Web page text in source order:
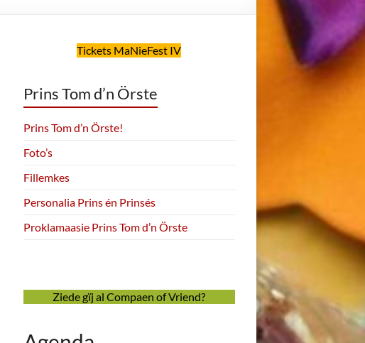
Tickets MaNieFest IV
Prins Tom d’n Örste
Prins Tom d’n Örste!
Foto’s
Fillemkes
Personalia Prins én Prinsés
Proklamaasie Prins Tom d’n Örste
Ziede gïj al Compaen of Vriend?